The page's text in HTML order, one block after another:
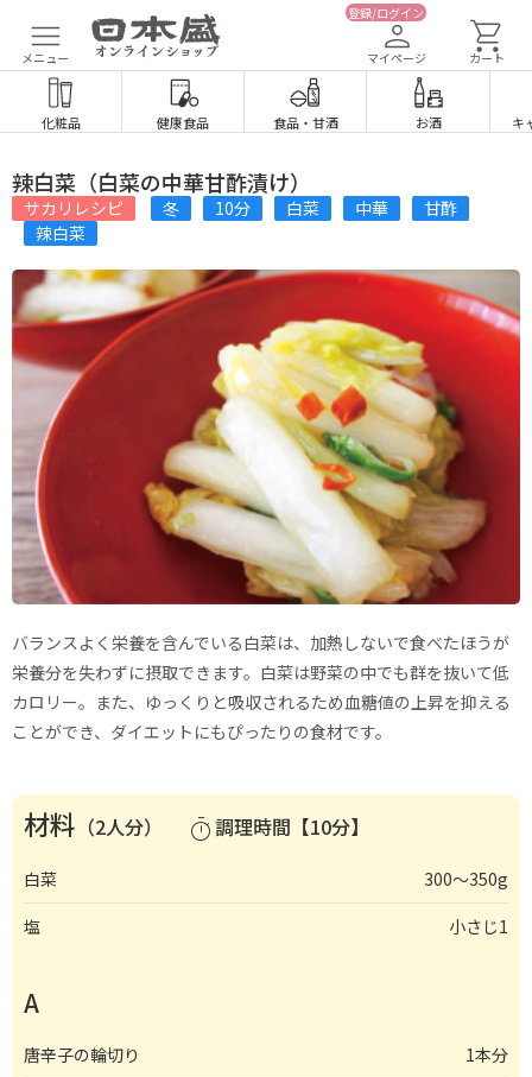
メニュー
登録/ログイン
マイページ カート
化粧品 健康食品 食品・ 甘酒 お酒 キ
辣白菜（白菜の中華甘酢漬け）
サカリレシピ 冬 10分 白菜 中華
甘酢
辣白菜
バランスよく栄養を含んでいる白菜は、加熱しないで食べたほうが
栄養分を失わずに摂取できます。白菜は野菜の中でも群を抜いて低
カロリー。また、ゆっくりと吸収されるため血糖値の上昇を抑える
ことができ、ダイエットにもぴったりの食材です。
材料 （2人分） timer調理時間【10分】
白菜
300〜350g
塩
小さじ1
A
唐辛子の輪切り
1本分